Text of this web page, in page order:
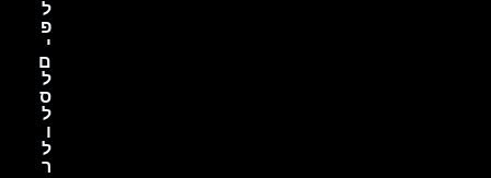
ל
פ
י
ם
ל
ס
ל
ו
ל
ר